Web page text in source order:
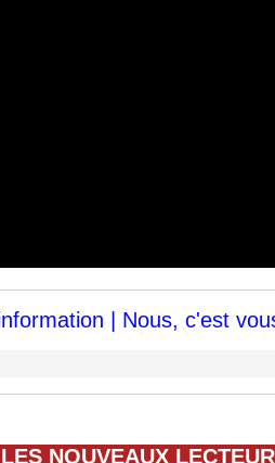
| Nous, c'est
NOUVEAUX